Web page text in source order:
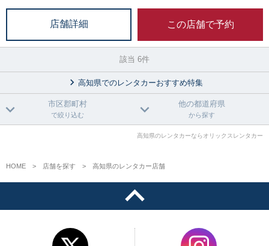
店舗詳細 この店舗で予約
該当 6件
高知県でのレンタカーおすすめ特集
市区郡町村
で絞り込む
他の都道府県
から探す
高知県のレンタカーならオリックスレンタカー
HOME 店舗を探す 高知県のレンタカー店舗